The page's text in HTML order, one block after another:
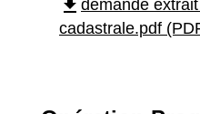
file_download demande
cadastrale.pdf